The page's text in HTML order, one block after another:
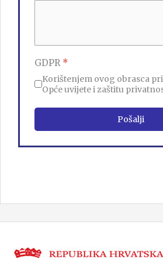
GDPR *
Korištenjem ovog obrasca
Opće uvijete i zaštitu
Pošalji